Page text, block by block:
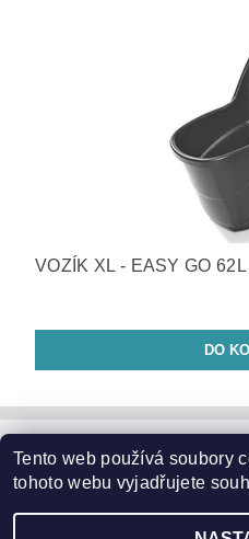
VOZÍK XL - EASY GO 62L
Zahradní nábytek |
Zahradní sedací soupravy |
| Slunečníky a podstavce
Tento web používá soubory
tohoto webu vyjadřujete